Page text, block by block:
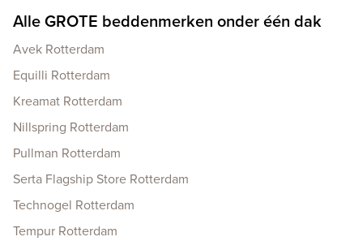
Alle GROTE beddenmerken onder één dak
Avek Rotterdam
Equilli Rotterdam
Kreamat Rotterdam
Nillspring Rotterdam
Pullman Rotterdam
Serta Flagship Store Rotterdam
Technogel Rotterdam
Tempur Rotterdam